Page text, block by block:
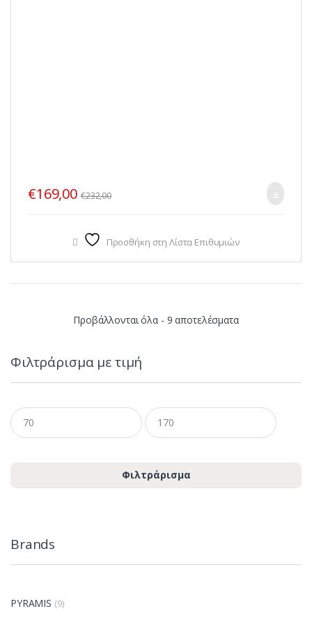
€169,00 €232,00
Προσθήκη στη Λίστα Επιθυμιών
Προβάλλονται όλα - 9 αποτελέσματαSorted
Φιλτράρισμα με τιμή
Ελάχιστη
τιμή
Μέγιστη
τιμή
Φιλτράρισμα
Brands
PYRAMIS (9)